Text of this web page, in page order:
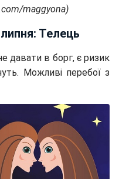
maggyona)
Телець
давати в борг, є ризик
Можливі перебої з